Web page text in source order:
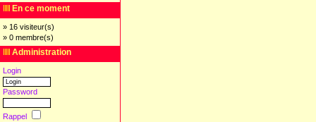
En ce moment
» 16 visiteur(s)
» 0 membre(s)
Administration
Login
Password
Rappel